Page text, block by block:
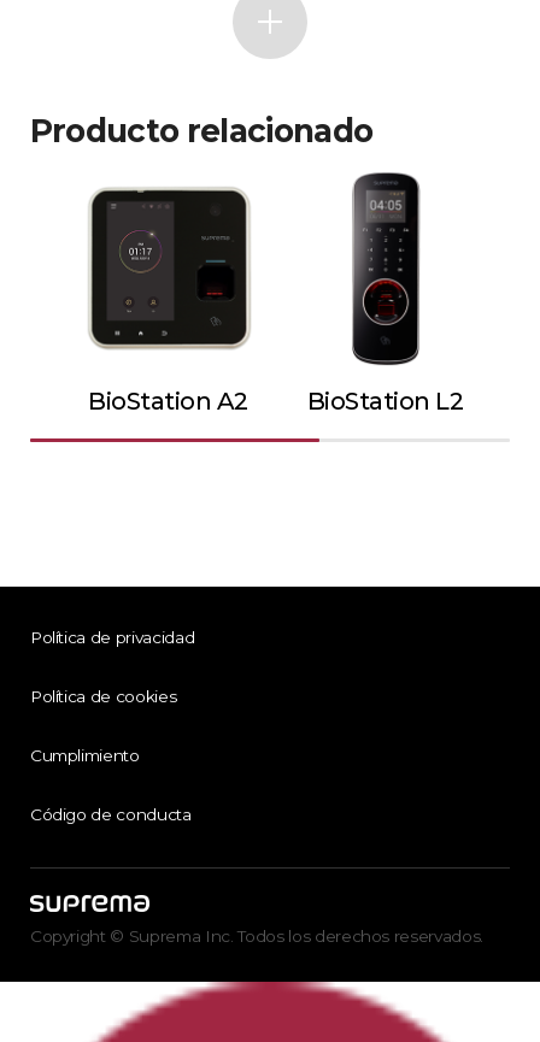
Producto relacionado
BioStation A2 BioStation L2
Política de privacidad
Política de cookies
Cumplimiento
Código de conducta
Copyright © Suprema Inc. Todos los derechos reservados.